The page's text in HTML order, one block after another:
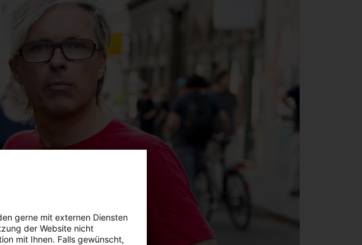
gerne mit externen Diensten
der Website nicht
mit Ihnen. Falls gewünscht,